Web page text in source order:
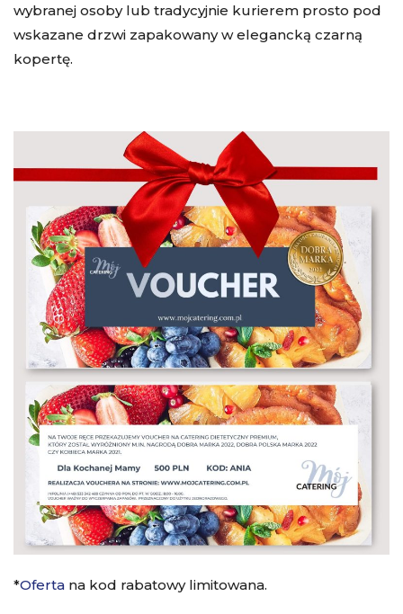
wybranej osoby lub tradycyjnie kurierem prosto pod
wskazane drzwi zapakowany w elegancką czarną
kopertę.
*Oferta na kod rabatowy limitowana.